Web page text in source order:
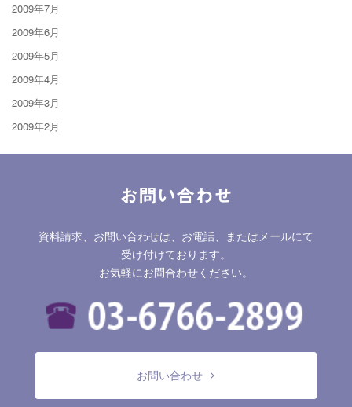
2009年7月
2009年6月
2009年5月
2009年4月
2009年3月
2009年2月
お問い合わせ
資料請求、お問い合わせは、お電話、またはメールにて
受け付けております。
お気軽にお問合わせください。
お問い合わせ